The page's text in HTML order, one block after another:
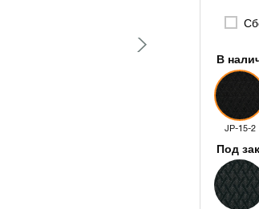
В
JP-15-2
Под